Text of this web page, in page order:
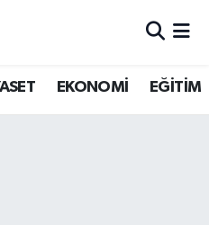
EKONOMİ EĞİTİM
ve Fikstür